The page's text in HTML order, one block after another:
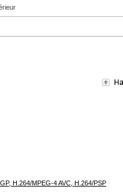
H.264/MPEG-4 AVC, H.264/PSP